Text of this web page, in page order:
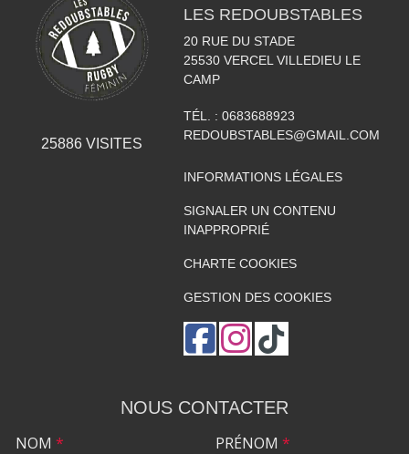
25886VISITES
LES REDOUBSTABLES
20 RUE DU STADE
25530 VERCEL VILLEDIEU LE
CAMP
TÉL. : 0683688923
REDOUBSTABLES@GMAIL.COM
INFORMATIONS LÉGALES
SIGNALER UN CONTENU
INAPPROPRIÉ
CHARTE COOKIES
GESTION DES COOKIES
NOUS CONTACTER
NOM * PRÉNOM *